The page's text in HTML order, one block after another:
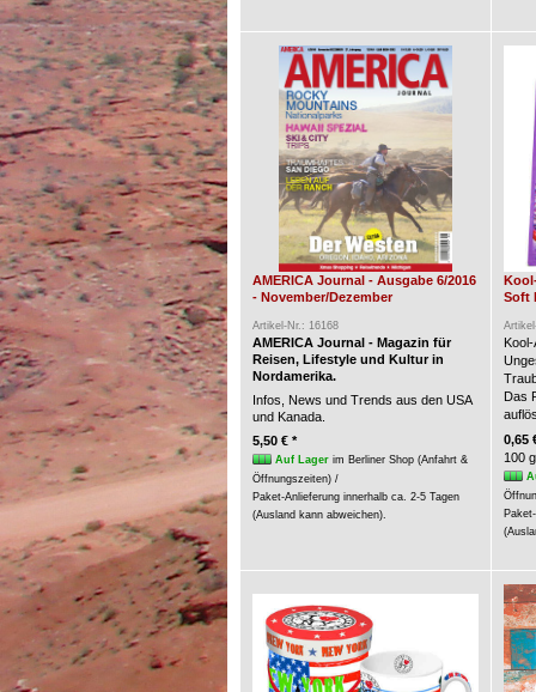
AMERICA Journal - Ausgabe 6/2016
- November/Dezember
Artikel-Nr.: 16168
AMERICA Journal - Magazin für
Reisen, Lifestyle und Kultur in
Nordamerika.
Infos, News und Trends aus den USA
und Kanada.
5,50 € *
Auf Lagerim Berliner Shop (Anfahrt &
Öffnungszeiten) /
Paket-Anlieferung innerhalb ca. 2-5 Tagen
(Ausland kann abweichen).
Soft
Das
0,65
100